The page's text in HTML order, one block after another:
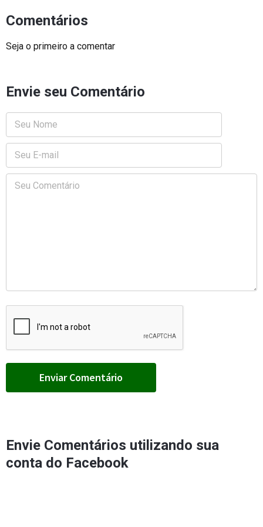
Comentários
Seja o primeiro a comentar
Envie seu Comentário
Envie Comentários utilizando sua
conta do Facebook